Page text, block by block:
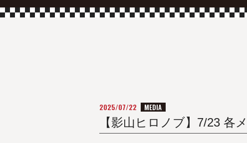
2025/07/22 MEDIA
【影山ヒロノブ】7/23 各